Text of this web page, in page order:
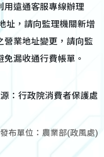
遠通客服專線辦理
址，請向監理機關新增
營業地址變更，請向監
漏收通行費帳單。
：行政院消費者保護處
發布單位：農業部(政風處)